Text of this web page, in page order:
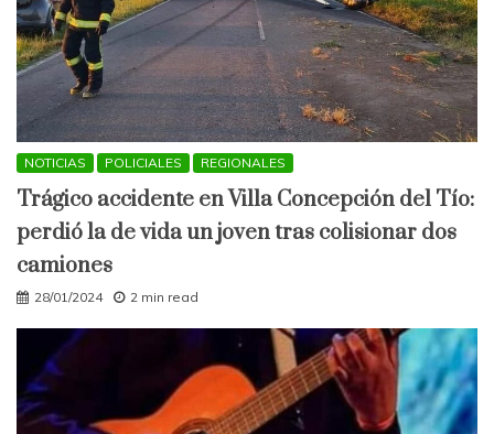
NOTICIAS POLICIALES REGIONALES
Trágico accidente en Villa Concepción del Tío:
perdió la de vida un joven tras colisionar dos
camiones
28/01/2024 2 min read